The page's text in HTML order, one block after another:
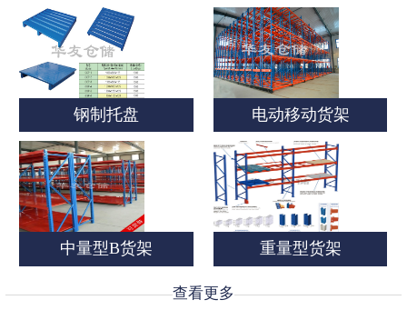
人才招聘
联系我们
客户留言
钢制托盘 电动移动货架
中量型B货架 重量型货架
查看更多